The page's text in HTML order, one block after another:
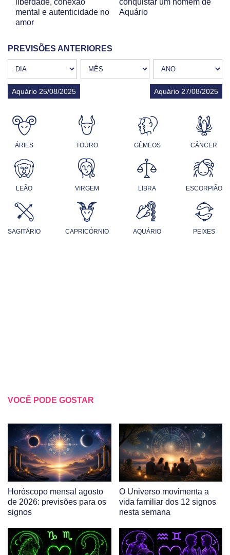
mental e autenticidade no
amor
Aquário
PREVISÕES ANTERIORES
Aquário 25/08/2025 Aquário 27/08/2025
ÁRIES TOURO GÊMEOS CÂNCER
LEÃO VIRGEM LIBRA ESCORPIÃO
SAGITÁRIO CAPRICÓRNIO AQUÁRIO PEIXES
VOCÊ PODE GOSTAR
Horóscopo mensal agosto
de 2026: previsões para os
signos
O Universo movimenta a
vida familiar dos 12 signos
nesta semana